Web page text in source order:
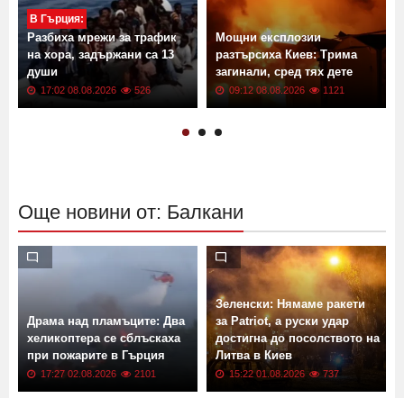
В Гърция:
Разбиха мрежи за трафик
на хора, задържани са 13
души
17:02 08.08.2026 526
Мощни експлозии
разтърсиха Киев: Трима
загинали, сред тях дете
09:12 08.08.2026 1121
Още новини от: Балкани
Драма над пламъците: Два
хеликоптера се сблъскаха
при пожарите в Гърция
17:27 02.08.2026 2101
Зеленски: Нямаме ракети
за Patriot, а руски удар
достигна до посолството на
Литва в Киев
15:22 01.08.2026 737